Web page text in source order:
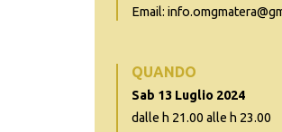
Email:
QUANDO
Sab 13 Luglio 2024
dalle h 21.00 alle h 23.00